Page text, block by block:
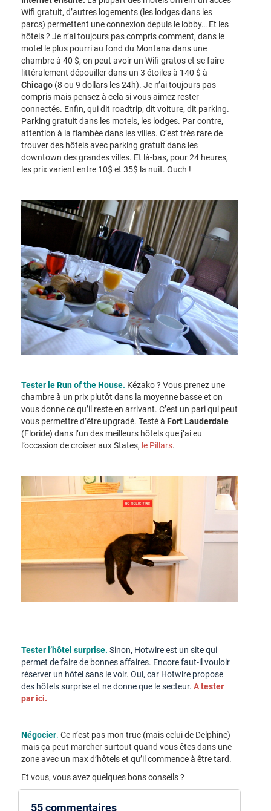
Wifi gratuit, d’autres logements (les lodges dans les
parcs) permettent une connexion depuis le lobby… Et les
hôtels ? Je n’ai toujours pas compris comment, dans le
motel le plus pourri au fond du Montana dans une
chambre à 40 $, on peut avoir un Wifi gratos et se faire
littéralement dépouiller dans un 3 étoiles à 140 $ à
Chicago (8 ou 9 dollars les 24h). Je n’ai toujours pas
compris mais pensez à cela si vous aimez rester
connectés. Enfin, qui dit roadtrip, dit voiture, dit parking.
Parking gratuit dans les motels, les lodges. Par contre,
attention à la flambée dans les villes. C’est très rare de
trouver des hôtels avec parking gratuit dans les
downtown des grandes villes. Et là-bas, pour 24 heures,
les prix varient entre 10$ et 35$ la nuit. Ouch !
Tester le Run of the House. Kézako ? Vous prenez une
chambre à un prix plutôt dans la moyenne basse et on
vous donne ce qu’il reste en arrivant. C’est un pari qui peut
vous permettre d’être upgradé. Testé à Fort Lauderdale
(Floride) dans l’un des meilleurs hôtels que j’ai eu
l’occasion de croiser aux States, le Pillars.
Tester l’hôtel surprise. Sinon, Hotwire est un site qui
permet de faire de bonnes affaires. Encore faut-il vouloir
réserver un hôtel sans le voir. Oui, car Hotwire propose
des hôtels surprise et ne donne que le secteur. A tester
par ici.
Négocier. Ce n’est pas mon truc (mais celui de Delphine)
mais ça peut marcher surtout quand vous êtes dans une
zone avec un max d’hôtels et qu’il commence à être tard.
Et vous, vous avez quelques bons conseils ?
55 commentaires